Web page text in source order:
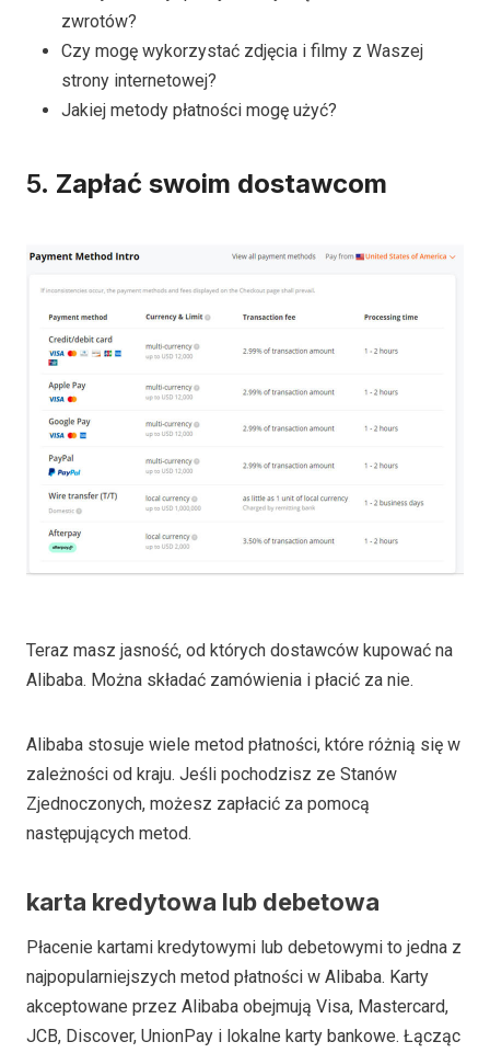
zwrotów?
Czy mogę wykorzystać zdjęcia i filmy z Waszej
strony internetowej?
Jakiej metody płatności mogę użyć?
5. Zapłać swoim dostawcom
Teraz masz jasność, od których dostawców kupować na
Alibaba. Można składać zamówienia i płacić za nie.
Alibaba stosuje wiele metod płatności, które różnią się w
zależności od kraju. Jeśli pochodzisz ze Stanów
Zjednoczonych, możesz zapłacić za pomocą
następujących metod.
karta kredytowa lub debetowa
Płacenie kartami kredytowymi lub debetowymi to jedna z
najpopularniejszych metod płatności w Alibaba. Karty
akceptowane przez Alibaba obejmują Visa, Mastercard,
JCB, Discover, UnionPay i lokalne karty bankowe. Łącząc